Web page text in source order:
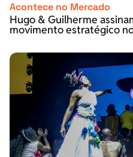
Acontece no Mercado
Hugo & Guilherme
movimento estratégico